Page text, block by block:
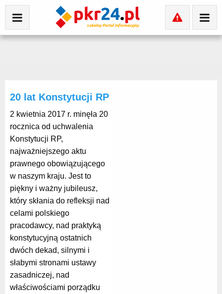
20 lat Konstytucji RP
2 kwietnia 2017 r. minęła 20
rocznica od uchwalenia
Konstytucji RP,
najważniejszego aktu
prawnego obowiązującego
w naszym kraju. Jest to
piękny i ważny jubileusz,
który skłania do refleksji nad
celami polskiego
pracodawcy, nad praktyką
konstytucyjną ostatnich
dwóch dekad, silnymi i
słabymi stronami ustawy
zasadniczej, nad
właściwościami porządku